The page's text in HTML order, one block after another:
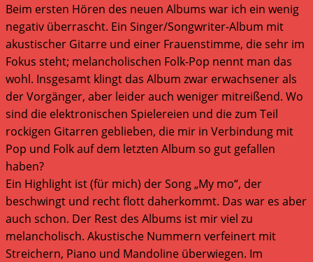
Beim ersten Hören des neuen Albums war ich ein wenig
negativ überrascht. Ein Singer/Songwriter-Album mit
akustischer Gitarre und einer Frauenstimme, die sehr im
Fokus steht; melancholischen Folk-Pop nennt man das
wohl. Insgesamt klingt das Album zwar erwachsener als
der Vorgänger, aber leider auch weniger mitreißend. Wo
sind die elektronischen Spielereien und die zum Teil
rockigen Gitarren geblieben, die mir in Verbindung mit
Pop und Folk auf dem letzten Album so gut gefallen
haben?
Ein Highlight ist (für mich) der Song „My mo“, der
beschwingt und recht flott daherkommt. Das war es aber
auch schon. Der Rest des Albums ist mir viel zu
melancholisch. Akustische Nummern verfeinert mit
Streichern, Piano und Mandoline überwiegen. Im